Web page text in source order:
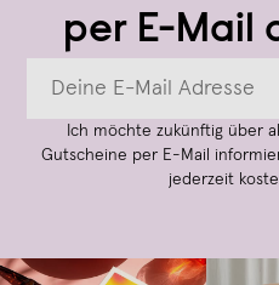
per E-Mail
Ich möchte zukünftig über
Gutscheine per E-Mail
jederzeit